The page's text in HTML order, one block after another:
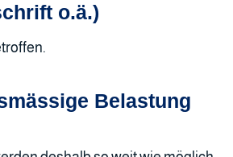
o.ä.)
Belastung